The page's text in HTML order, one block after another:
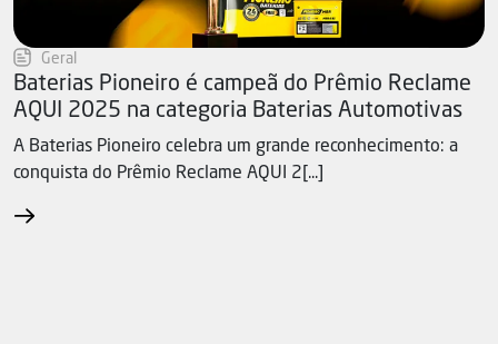
Geral
Baterias Pioneiro é campeã do Prêmio Reclame
AQUI 2025 na categoria Baterias Automotivas
A Baterias Pioneiro celebra um grande reconhecimento: a
conquista do Prêmio Reclame AQUI 2[...]